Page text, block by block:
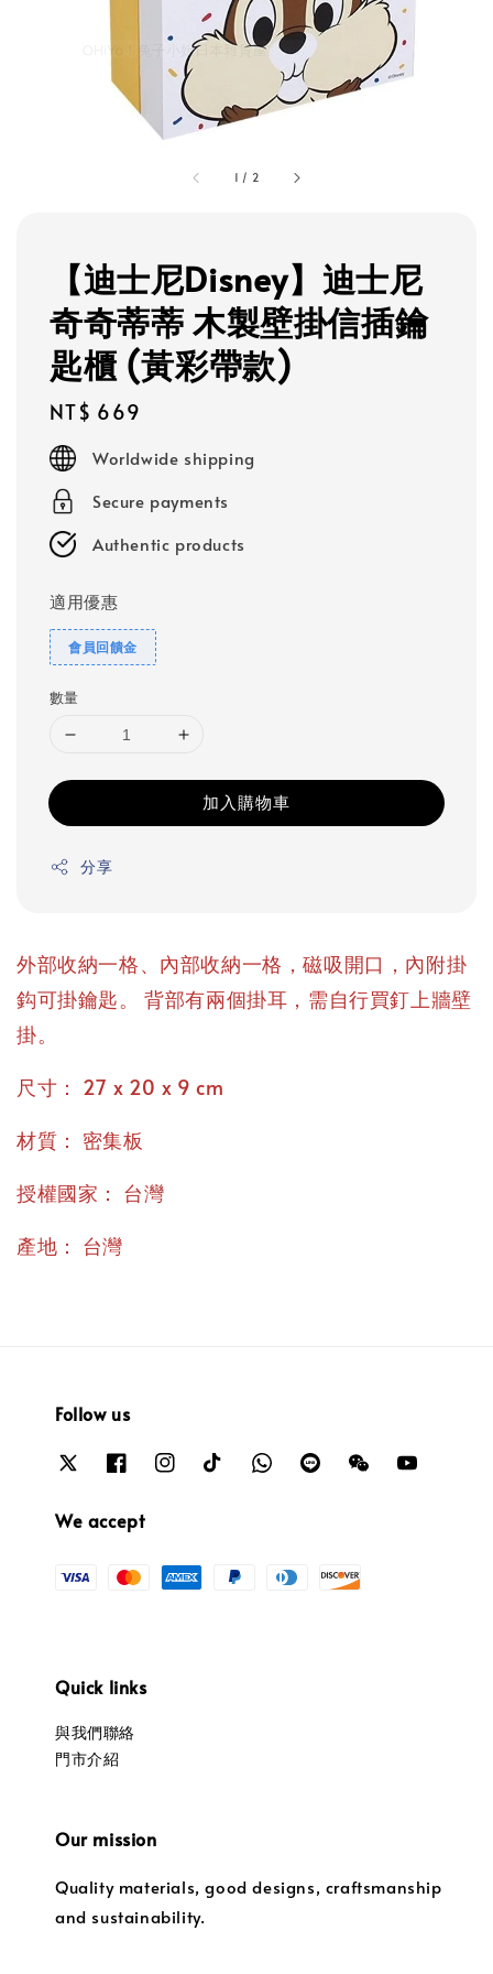
1 / 2
【迪士尼Disney】迪士尼
奇奇蒂蒂 木製壁掛信插鑰
匙櫃 (黃彩帶款)
Regular
price
NT$ 669
Worldwide shipping
Secure payments
Authentic products
適用優惠
會員回饋金
數量
加入購物車
分享
外部收納一格、內部收納一格，磁吸開口，內附掛
鈎可掛鑰匙。 背部有兩個掛耳，需自行買釘上牆壁
掛。
尺寸 ： 27 x 20 x 9 cm
材質 ： 密集板
授權國家 ： 台灣
產地 ： 台灣
Follow us
We accept
Quick links
與我們聯絡
門市介紹
Our mission
Quality materials, good designs, craftsmanship
and sustainability.